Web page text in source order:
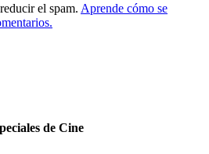
el spam. Aprende cómo se
de Cine